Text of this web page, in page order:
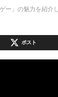
ー」の魅力を紹介
ポスト